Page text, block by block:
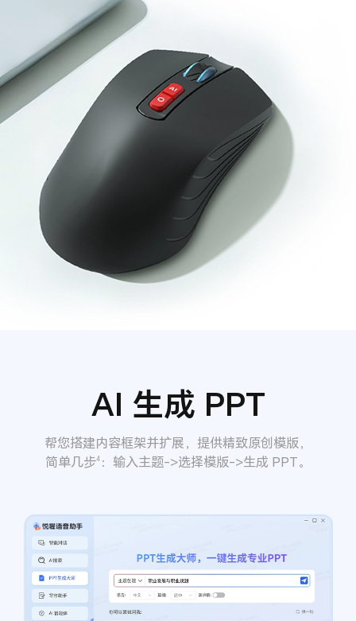
AI 生成 PPT
帮您搭建内容框架并扩展，提供精致原创模版，
简单几步4 ：输入主题->选择模版->生成 PPT。